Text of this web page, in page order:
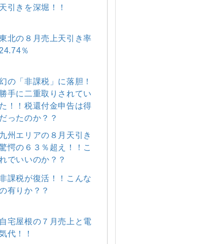
天引きを深堀！！
北の８月売上天引き率
24.74％
の「非課税」に落胆！
勝手に二重取りされてい
た！！税還付金申告は得
だったのか？？
九州エリアの８月天引き
愕の６３％超え！！こ
れでいいのか？？
課税が復活！！こんな
有りか？？
自宅屋根の７月売上と電
代！！